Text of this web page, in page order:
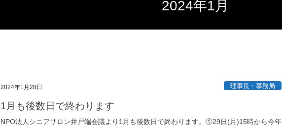
2024年1月
2024年1月28日 理事長・事務局
1月も後数日で終わります
NPO法人シニアサロン井戸端会議より1月も後数日で終わります。①29日(月)15時から今年